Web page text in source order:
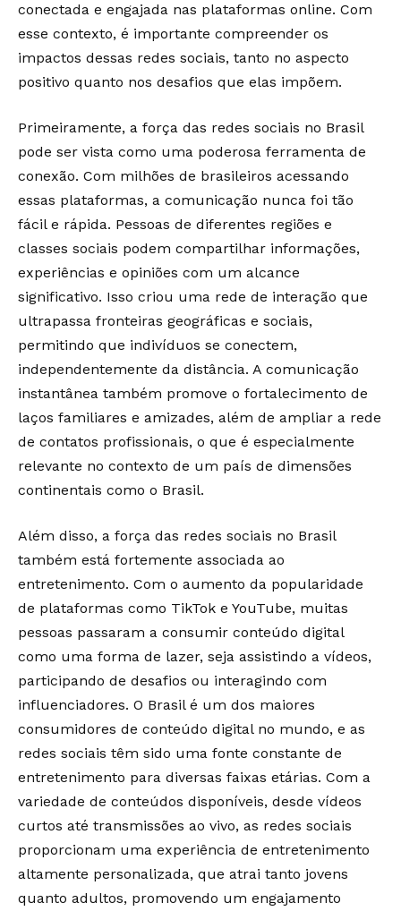
conectada e engajada nas plataformas online. Com
esse contexto, é importante compreender os
impactos dessas redes sociais, tanto no aspecto
positivo quanto nos desafios que elas impõem.
Primeiramente, a força das redes sociais no Brasil
pode ser vista como uma poderosa ferramenta de
conexão. Com milhões de brasileiros acessando
essas plataformas, a comunicação nunca foi tão
fácil e rápida. Pessoas de diferentes regiões e
classes sociais podem compartilhar informações,
experiências e opiniões com um alcance
significativo. Isso criou uma rede de interação que
ultrapassa fronteiras geográficas e sociais,
permitindo que indivíduos se conectem,
independentemente da distância. A comunicação
instantânea também promove o fortalecimento de
laços familiares e amizades, além de ampliar a rede
de contatos profissionais, o que é especialmente
relevante no contexto de um país de dimensões
continentais como o Brasil.
Além disso, a força das redes sociais no Brasil
também está fortemente associada ao
entretenimento. Com o aumento da popularidade
de plataformas como TikTok e YouTube, muitas
pessoas passaram a consumir conteúdo digital
como uma forma de lazer, seja assistindo a vídeos,
participando de desafios ou interagindo com
influenciadores. O Brasil é um dos maiores
consumidores de conteúdo digital no mundo, e as
redes sociais têm sido uma fonte constante de
entretenimento para diversas faixas etárias. Com a
variedade de conteúdos disponíveis, desde vídeos
curtos até transmissões ao vivo, as redes sociais
proporcionam uma experiência de entretenimento
altamente personalizada, que atrai tanto jovens
quanto adultos, promovendo um engajamento